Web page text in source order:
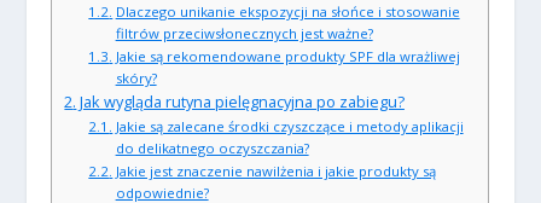
Dlaczego unikanie ekspozycji na słońce i stosowanie
filtrów przeciwsłonecznych jest ważne?
Jakie są rekomendowane produkty SPF dla wrażliwej
skóry?
Jak wygląda rutyna pielęgnacyjna po zabiegu?
Jakie są zalecane środki czyszczące i metody aplikacji
do delikatnego oczyszczania?
Jakie jest znaczenie nawilżenia i jakie produkty są
odpowiednie?